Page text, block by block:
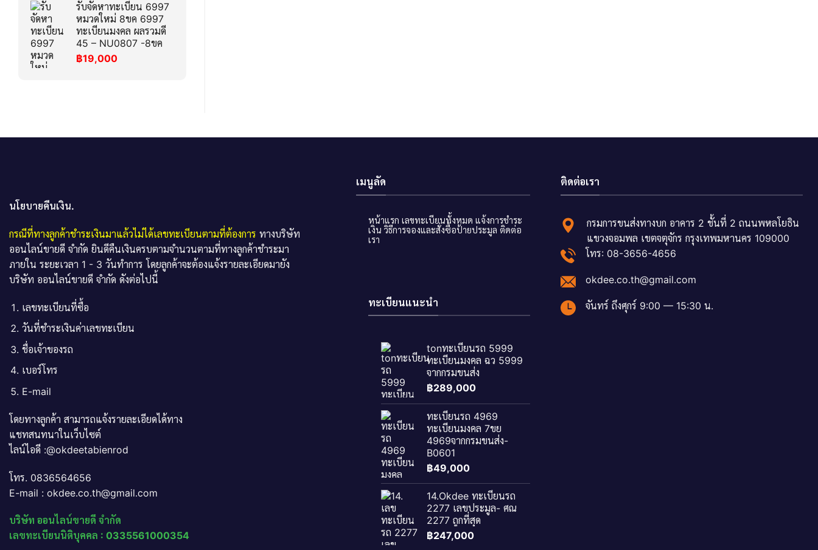
รับจัดหาทะเบียน 6997
หมวดใหม่ 8ขค 6997
ทะเบียนมงคล ผลรวมดี
45 – NU0807 -8ขค
฿19,000
นโยบายคืนเงิน.
กรณีที่ทางลูกค้าชำระเงินมาแล้วไม่ได้เลขทะเบียนตามที่ต้องการ ทางบริษัท
ออนไลน์ขายดี จำกัด ยินดีคืนเงินครบตามจำนวนตามที่ทางลูกค้าชำระมา
ภายใน ระยะเวลา 1 - 3 วันทำการ โดยลูกค้าจะต้องแจ้งรายละเอียดมายัง
บริษัท ออนไลน์ขายดี จำกัด ดังต่อไปนี้
เลขทะเบียนที่ซื้อ
วันที่ชำระเงินค่าเลขทะเบียน
ชื่อเจ้าของรถ
เบอร์โทร
E-mail
โดยทางลูกค้า สามารถแจ้งรายละเอียดได้ทาง
แชทสนทนาในเว็บไซต์
ไลน์ไอดี :@okdeetabienrod
โทร. 0836564656
E-mail : okdee.co.th@gmail.com
บริษัท ออนไลน์ขายดี จำกัด
เลขทะเบียนนิติบุคคล : 0335561000354
เมนูลัด
หน้าแรก เลขทะเบียนทั้งหมด แจ้งการชำระ
เงิน วิธีการจองและสั่งซื้อป้ายประมูล ติดต่อ
เรา
ทะเบียนแนะนำ
tonทะเบียนรถ 5999
ทะเบียนมงคล ฉว 5999
จากกรมขนส่ง
฿289,000
ทะเบียนรถ 4969
ทะเบียนมงคล 7ขย
4969จากกรมขนส่ง-
B0601
฿49,000
14.Okdee ทะเบียนรถ
2277 เลขประมูล- ศณ
2277​ ถูกที่สุด
฿247,000
ติดต่อเรา
กรมการขนส่งทางบก อาคาร 2 ชั้นที่ 2 ถนนพหลโยธิน
แขวงจอมพล เขตจตุจักร กรุงเทพมหานคร 109000
โทร: 08-3656-4656
okdee.co.th@gmail.com
จันทร์ ถึงศุกร์ 9:00 — 15:30 น.